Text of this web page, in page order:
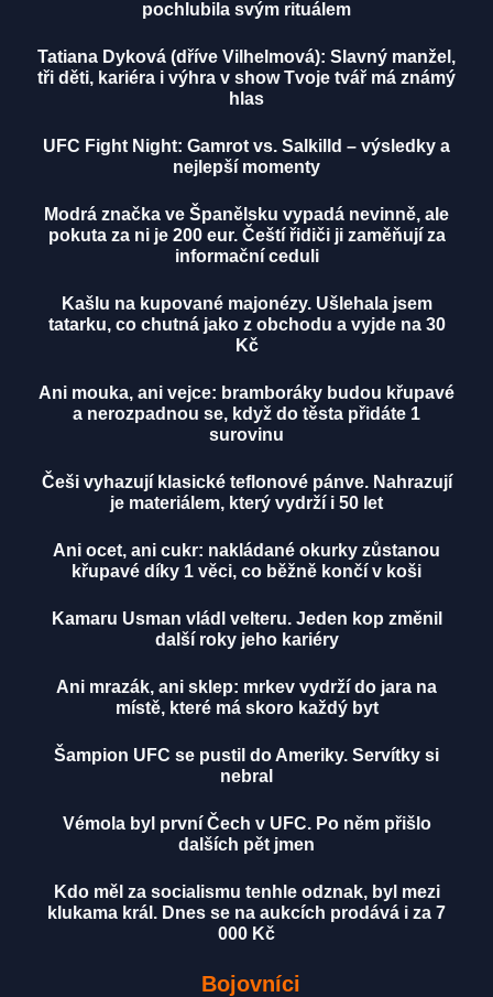
pochlubila svým rituálem
Tatiana Dyková (dříve Vilhelmová): Slavný manžel,
tři děti, kariéra i výhra v show Tvoje tvář má známý
hlas
UFC Fight Night: Gamrot vs. Salkilld – výsledky a
nejlepší momenty
Modrá značka ve Španělsku vypadá nevinně, ale
pokuta za ni je 200 eur. Čeští řidiči ji zaměňují za
informační ceduli
Kašlu na kupované majonézy. Ušlehala jsem
tatarku, co chutná jako z obchodu a vyjde na 30
Kč
Ani mouka, ani vejce: bramboráky budou křupavé
a nerozpadnou se, když do těsta přidáte 1
surovinu
Češi vyhazují klasické teflonové pánve. Nahrazují
je materiálem, který vydrží i 50 let
Ani ocet, ani cukr: nakládané okurky zůstanou
křupavé díky 1 věci, co běžně končí v koši
Kamaru Usman vládl velteru. Jeden kop změnil
další roky jeho kariéry
Ani mrazák, ani sklep: mrkev vydrží do jara na
místě, které má skoro každý byt
Šampion UFC se pustil do Ameriky. Servítky si
nebral
Vémola byl první Čech v UFC. Po něm přišlo
dalších pět jmen
Kdo měl za socialismu tenhle odznak, byl mezi
klukama král. Dnes se na aukcích prodává i za 7
000 Kč
Bojovníci